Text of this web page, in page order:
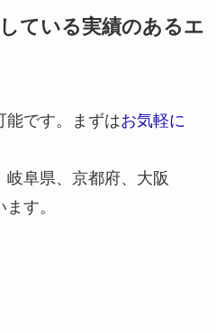
ている実績のあるエ
能です。まずはお気軽に
阜県、京都府、大阪
す。